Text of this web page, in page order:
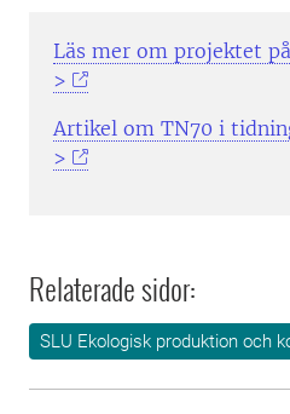
Läs mer om projektet
>
Artikel om TN70 i
>
Relaterade sidor:
SLU Ekologisk produktion och